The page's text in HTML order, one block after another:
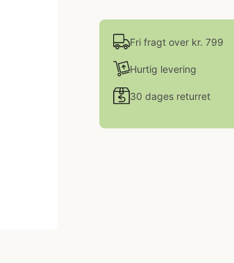
Fri fragt over kr. 799
Hurtig levering
30 dages returret